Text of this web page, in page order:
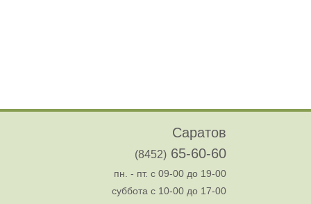
Саратов
(8452) 65-60-60
пн. - пт. с 09-00 до 19-00
суббота с 10-00 до 17-00